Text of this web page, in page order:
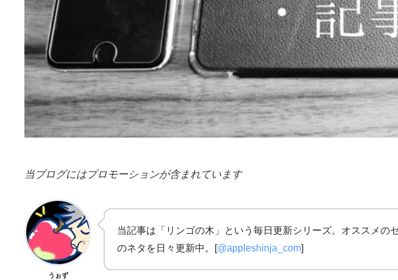
当ブログにはプロモーションが含まれています
うぉず
当記事は「リンゴの木」という毎日更新シリーズ。オススメ
のネタを日々更新中。[@appleshinja_com]